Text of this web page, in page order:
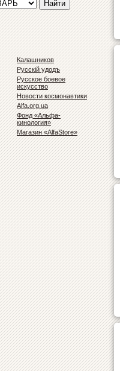
Калашников
Русскiй удодъ
Русское боевое
искусство
Новости космонавтики
Alfa.org.ua
Фонд «Альфа-
кинология»
Магазин «AlfaStore»